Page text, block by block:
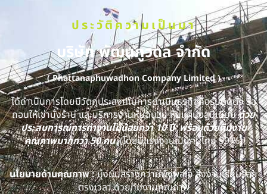
ประวัติความเป็นมา
บริษัท พัฒนภูวดล จำกัด
( Phattanaphuwadhon Company Limited )
ได้ดำเนินการโดยมีวัตถุประสงค์ในการดำเนินธุรกิจคือรับติดตั้ง รื้อ
ถอนให้เช่านั่งร้าน และบริการงานหุ้มฉนวน หุ้มแผ่นอลูมิเนียมด้วย
ประสบการณ์การทำงานไม่น้อยกว่า 10 ปี พร้อมด้วยทีมงาน
คุณภาพมากกว่า 50 คน(โดยมีแรงงานเป็นคนไทย 99 %)
นโยบายด้านคุณภาพ :มุ่งมั่นสร้างความพึงพอใจ ส่งงานเรียบร้อย
ตรงเวลา ด้วยทีมงานคุณภาพ